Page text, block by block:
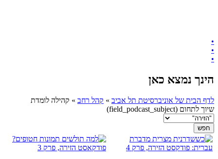
•
•
•
הינך נמצא כאן
לדף הבית של אוניברסיטת תל אביב » קהל רחב » קהילה לומדת
שיוך לתחום (field_podcast_subject)